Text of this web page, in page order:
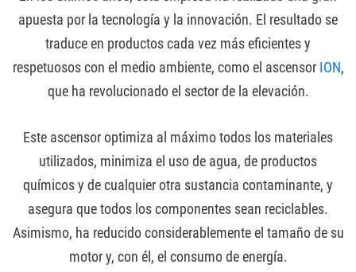
apuesta por la tecnología y la innovación. El resultado se
traduce en productos cada vez más eficientes y
respetuosos con el medio ambiente, como el ascensor ION,
que ha revolucionado el sector de la elevación.
Este ascensor optimiza al máximo todos los materiales
utilizados, minimiza el uso de agua, de productos
químicos y de cualquier otra sustancia contaminante, y
asegura que todos los componentes sean reciclables.
Asimismo, ha reducido considerablemente el tamaño de su
motor y, con él, el consumo de energía.